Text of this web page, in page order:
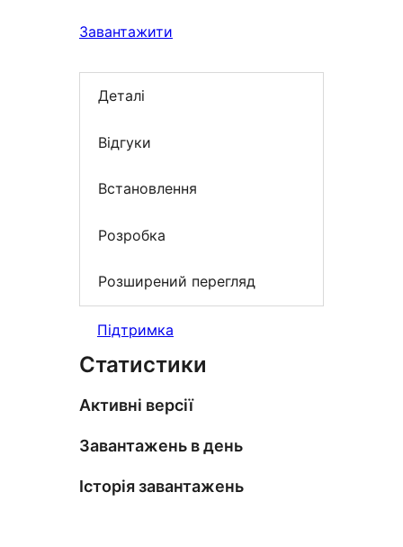
Завантажити
Деталі
Відгуки
Встановлення
Розробка
Розширений перегляд
Підтримка
Статистики
Активні версії
Завантажень в день
Історія завантажень